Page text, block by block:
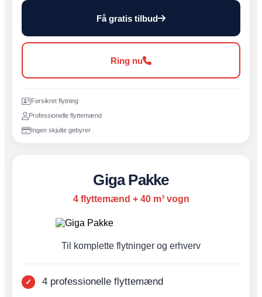
Få gratis tilbud
Ring nu
Forsikret flytning
Professionelle flyttemænd
Ingen skjulte gebyrer
Giga Pakke
4 flyttemænd + 40 m³ vogn
Til komplette flytninger og erhverv
4 professionelle flyttemænd